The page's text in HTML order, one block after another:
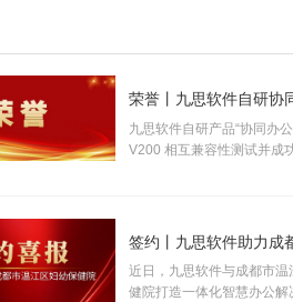
荣誉丨九思软件自研协
九思软件自研产品“协同办
V200 相互兼容性测试并成
签约丨九思软件助力成
近日，九思软件与成都市
健院打造一体化智慧办公解